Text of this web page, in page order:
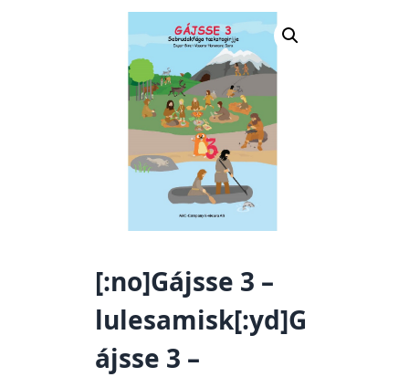
[:no]Gájsse 3 –
lulesamisk[:yd]G
ájsse 3 –